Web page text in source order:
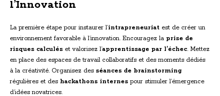
l’Innovation
La première étape pour instaurer l’intrapreneuriat est de créer un
environnement favorable à l’innovation. Encouragez la prise de
risques calculés et valorisez l’apprentissage par l’échec. Mettez
en place des espaces de travail collaboratifs et des moments dédiés
à la créativité. Organisez des séances de brainstorming
régulières et des hackathons internes pour stimuler l’émergence
d’idées novatrices.